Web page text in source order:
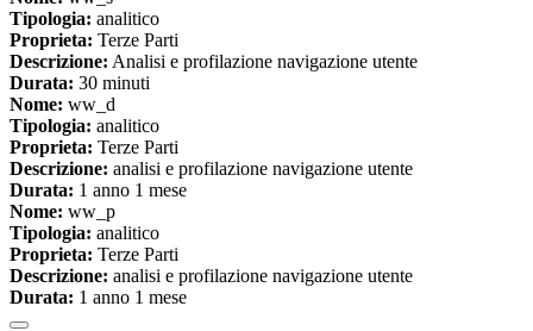
Tipologia: analitico
Proprieta: Terze Parti
Descrizione: Analisi e profilazione navigazione utente
Durata: 30 minuti
Nome: ww_d
Tipologia: analitico
Proprieta: Terze Parti
Descrizione: analisi e profilazione navigazione utente
Durata: 1 anno 1 mese
Nome: ww_p
Tipologia: analitico
Proprieta: Terze Parti
Descrizione: analisi e profilazione navigazione utente
Durata: 1 anno 1 mese